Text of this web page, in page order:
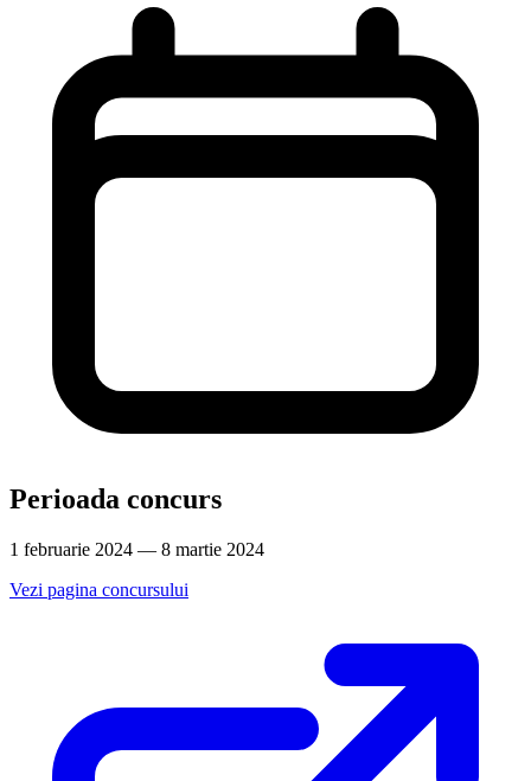
Perioada concurs
1 februarie 2024 — 8 martie 2024
Vezi pagina concursului